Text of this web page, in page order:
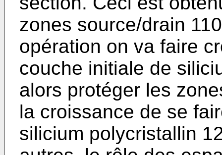
zones source/drain
opération on va faire
couche initiale de
alors protéger les
la croissance de se
silicium polycristallin